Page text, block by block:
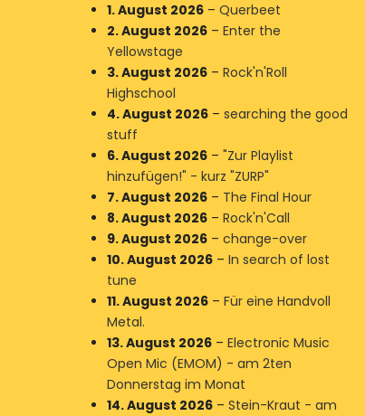
1. August 2026– Querbeet
2. August 2026– Enter the
Yellowstage
3. August 2026– Rock'n'Roll
Highschool
4. August 2026– searching the good
stuff
6. August 2026– "Zur Playlist
hinzufügen!" - kurz "ZURP"
7. August 2026– The Final Hour
8. August 2026– Rock'n'Call
9. August 2026– change-over
10. August 2026– In search of lost
tune
11. August 2026– Für eine Handvoll
Metal.
13. August 2026– Electronic Music
Open Mic (EMOM) - am 2ten
Donnerstag im Monat
14. August 2026– Stein-Kraut - am